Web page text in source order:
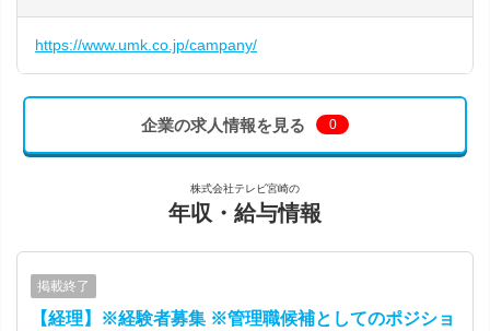
https://www.umk.co.jp/campany/
企業の求人情報を見る 0
株式会社テレビ宮崎の
年収・給与情報
掲載終了
【経理】※経験者募集 ※管理職候補としてのポジショ